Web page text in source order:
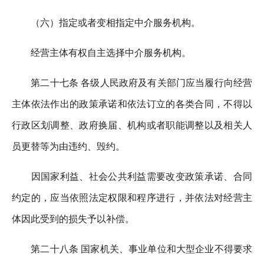
（六）指定或者变相指定中介服务机构。
经营主体有权自主选择中介服务机构。
第二十七条 各级人民政府及有关部门应当履行向经营
主体依法作出的政策承诺和依法订立的各类合同，不得以
行政区划调整、政府换届、机构或者职能调整以及相关人
员更替等为由违约、毁约。
因国家利益、社会公共利益需要改变政策承诺、合同
约定的，应当依照法定权限和程序进行，并依法对经营主
体因此受到的损失予以补偿。
第二十八条 国家机关、事业单位和大型企业不得要求